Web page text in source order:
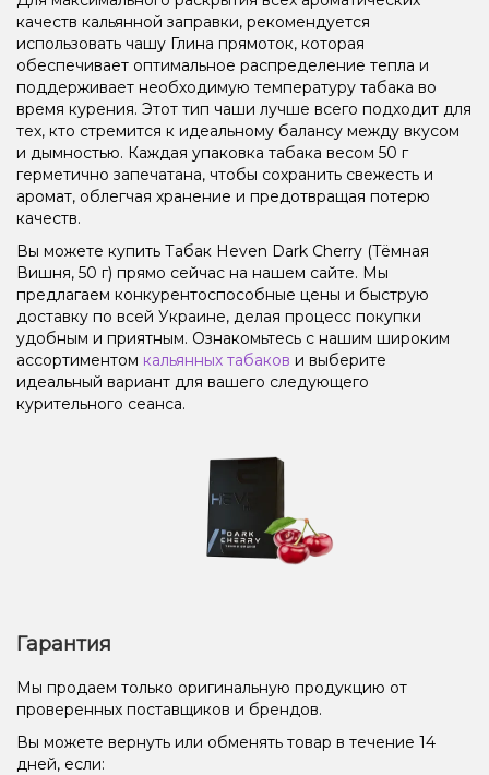
качеств кальянной заправки, рекомендуется
использовать чашу Глина прямоток, которая
обеспечивает оптимальное распределение тепла и
поддерживает необходимую температуру табака во
время курения. Этот тип чаши лучше всего подходит для
тех, кто стремится к идеальному балансу между вкусом
и дымностью. Каждая упаковка табака весом 50 г
герметично запечатана, чтобы сохранить свежесть и
аромат, облегчая хранение и предотвращая потерю
качеств.
Вы можете купить Табак Heven Dark Cherry (Тёмная
Вишня, 50 г) прямо сейчас на нашем сайте. Мы
предлагаем конкурентоспособные цены и быструю
доставку по всей Украине, делая процесс покупки
удобным и приятным. Ознакомьтесь с нашим широким
ассортиментом кальянных табаков и выберите
идеальный вариант для вашего следующего
курительного сеанса.
Гарантия
Мы продаем только оригинальную продукцию от
проверенных поставщиков и брендов.
Вы можете вернуть или обменять товар в течение 14
дней, если: